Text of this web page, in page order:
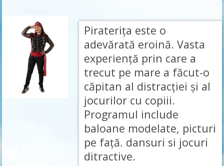
Pirateriţa este o
adevărată eroină. Vasta
experienţă prin care a
trecut pe mare a făcut-o
căpitan al distracţiei şi al
jocurilor cu copiii.
Programul include
baloane modelate, picturi
pe față. dansuri si jocuri
ditractive.